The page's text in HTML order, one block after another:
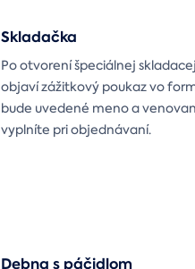
Skladačka
Po otvorení špeciálnej
objaví zážitkový poukaz vo
bude uvedené meno a
vyplníte pri objednávaní.
Debna s páčidlom